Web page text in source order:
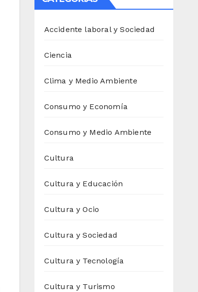
Accidente laboral y Sociedad
Ciencia
Clima y Medio Ambiente
Consumo y Economía
Consumo y Medio Ambiente
Cultura
Cultura y Educación
Cultura y Ocio
Cultura y Sociedad
Cultura y Tecnología
Cultura y Turismo